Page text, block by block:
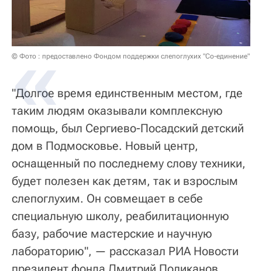
© Фото : предоставлено Фондом поддержки слепоглухих "Со-единение"
"Долгое время единственным местом, где
таким людям оказывали комплексную
помощь, был Сергиево-Посадский детский
дом в Подмосковье. Новый центр,
оснащенный по последнему слову техники,
будет полезен как детям, так и взрослым
слепоглухим. Он совмещает в себе
специальную школу, реабилитационную
базу, рабочие мастерские и научную
лабораторию", — рассказал РИА Новости